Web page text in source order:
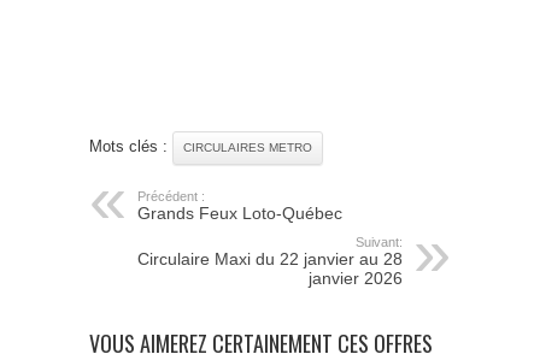
Mots clés : CIRCULAIRES METRO
Précédent :
Grands Feux Loto-Québec
Suivant:
Circulaire Maxi du 22 janvier au 28
janvier 2026
VOUS AIMEREZ CERTAINEMENT CES OFFRES